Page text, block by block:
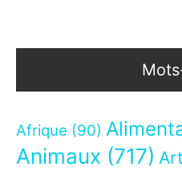
Afrique (90)
Animaux (717)